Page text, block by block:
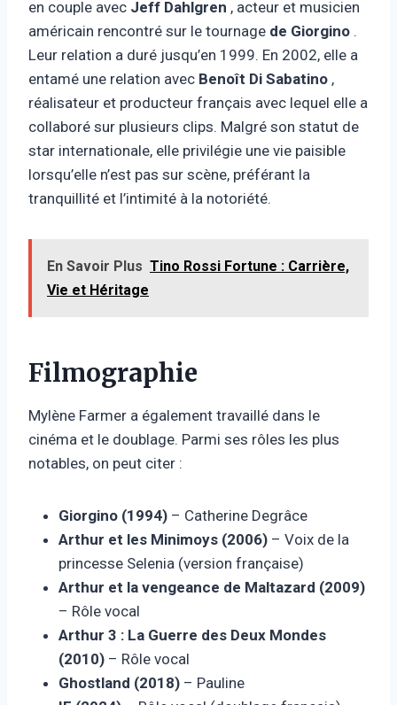
en couple avec Jeff Dahlgren , acteur et musicien
américain rencontré sur le tournage de Giorgino .
Leur relation a duré jusqu’en 1999. En 2002, elle a
entamé une relation avec Benoît Di Sabatino ,
réalisateur et producteur français avec lequel elle a
collaboré sur plusieurs clips. Malgré son statut de
star internationale, elle privilégie une vie paisible
lorsqu’elle n’est pas sur scène, préférant la
tranquillité et l’intimité à la notoriété.
En Savoir Plus Tino Rossi Fortune : Carrière,
Vie et Héritage
Filmographie
Mylène Farmer a également travaillé dans le
cinéma et le doublage. Parmi ses rôles les plus
notables, on peut citer :
Giorgino (1994) – Catherine Degrâce
Arthur et les Minimoys (2006) – Voix de la
princesse Selenia (version française)
Arthur et la vengeance de Maltazard (2009)
– Rôle vocal
Arthur 3 : La Guerre des Deux Mondes
(2010) – Rôle vocal
Ghostland (2018) – Pauline